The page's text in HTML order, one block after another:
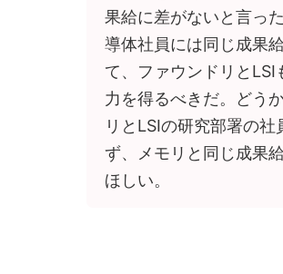
果給に差がないと言っ
導体社員には同じ成果
て、ファウンドリとLSI
力を得るべきだ。どう
リとLSIの研究部署の社
ず、メモリと同じ成果
ほしい。